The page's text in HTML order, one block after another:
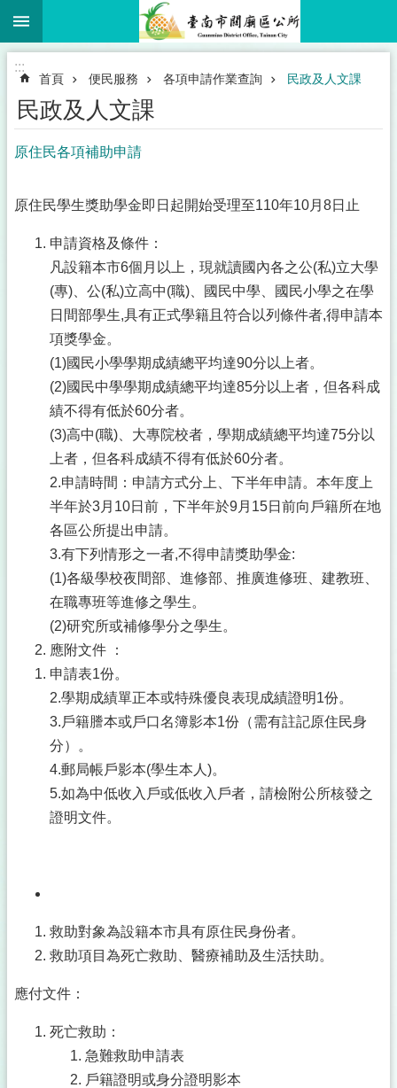
跳到主要內容區塊
:::
首頁 便民服務 各項申請作業查詢 民政及人文課
民政及人文課
原住民各項補助申請
原住民學生獎助學金即日起開始受理至110年10月8日止
申請資格及條件：
凡設籍本市6個月以上，現就讀國內各之公(私)立大學
(專)、公(私)立高中(職)、國民中學、國民小學之在學
日間部學生,具有正式學籍且符合以列條件者,得申請本
項獎學金。
(1)國民小學學期成績總平均達90分以上者。
(2)國民中學學期成績總平均達85分以上者，但各科成
績不得有低於60分者。
(3)高中(職)、大專院校者，學期成績總平均達75分以
上者，但各科成績不得有低於60分者。
2.申請時間：申請方式分上、下半年申請。本年度上
半年於3月10日前，下半年於9月15日前向戶籍所在地
各區公所提出申請。
3.有下列情形之一者,不得申請獎助學金:
(1)各級學校夜間部、進修部、推廣進修班、建教班、
在職專班等進修之學生。
(2)研究所或補修學分之學生。
應附文件 ：
申請表1份。
2.學期成績單正本或特殊優良表現成績證明1份。
3.戶籍謄本或戶口名簿影本1份（需有註記原住民身
分）。
4.郵局帳戶影本(學生本人)。
5.如為中低收入戶或低收入戶者，請檢附公所核發之
證明文件。
救助對象為設籍本市具有原住民身份者。
救助項目為死亡救助、醫療補助及生活扶助。
應付文件：
死亡救助：
急難救助申請表
戶籍證明或身分證明影本